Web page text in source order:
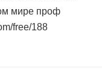
мире проф
free/188